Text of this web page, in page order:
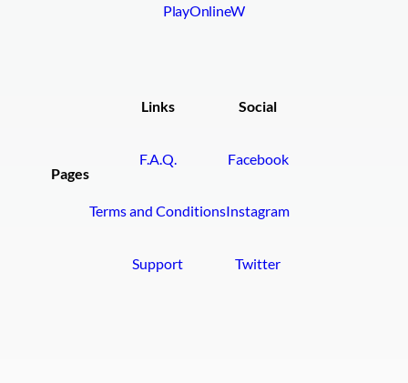
PlayOnlineW
Pages
Links
F.A.Q.
Terms and Conditions
Support
Social
Facebook
Instagram
Twitter